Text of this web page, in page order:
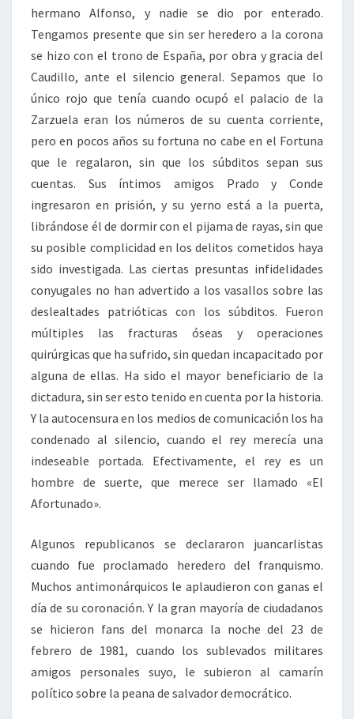
hermano Alfonso, y nadie se dio por enterado.
Tengamos presente que sin ser heredero a la corona
se hizo con el trono de España, por obra y gracia del
Caudillo, ante el silencio general. Sepamos que lo
único rojo que tenía cuando ocupó el palacio de la
Zarzuela eran los números de su cuenta corriente,
pero en pocos años su fortuna no cabe en el Fortuna
que le regalaron, sin que los súbditos sepan sus
cuentas. Sus íntimos amigos Prado y Conde
ingresaron en prisión, y su yerno está a la puerta,
librándose él de dormir con el pijama de rayas, sin que
su posible complicidad en los delitos cometidos haya
sido investigada. Las ciertas presuntas infidelidades
conyugales no han advertido a los vasallos sobre las
deslealtades patrióticas con los súbditos. Fueron
múltiples las fracturas óseas y operaciones
quirúrgicas que ha sufrido, sin quedan incapacitado por
alguna de ellas. Ha sido el mayor beneficiario de la
dictadura, sin ser esto tenido en cuenta por la historia.
Y la autocensura en los medios de comunicación los ha
condenado al silencio, cuando el rey merecía una
indeseable portada. Efectivamente, el rey es un
hombre de suerte, que merece ser llamado «El
Afortunado».
Algunos republicanos se declararon juancarlistas
cuando fue proclamado heredero del franquismo.
Muchos antimonárquicos le aplaudieron con ganas el
día de su coronación. Y la gran mayoría de ciudadanos
se hicieron fans del monarca la noche del 23 de
febrero de 1981, cuando los sublevados militares
amigos personales suyo, le subieron al camarín
político sobre la peana de salvador democrático.